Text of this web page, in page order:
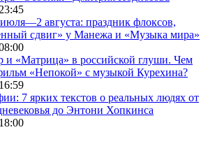
августа: праздник флоксов,
сдвиг» у Манежа и «Музыка мира»
и «Матрица» в российской глуши. Чем
«Непокой» с музыкой Курехина?
16:59
7 ярких текстов о реальных людях от
до Энтони Хопкинса
18:00